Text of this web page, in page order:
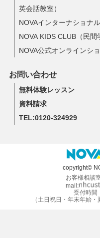
英会話教室）
NOVAインターナショナ
NOVA KIDS CLUB（民間
NOVA公式オンラインシ
お問い合わせ
無料体験レッスン
資料請求
TEL:0120-324929
copyright©
お客様相談
mail:
受付時間
（土日祝日・年末年始